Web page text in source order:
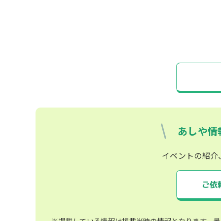
あしや
イベントの紹
ご依